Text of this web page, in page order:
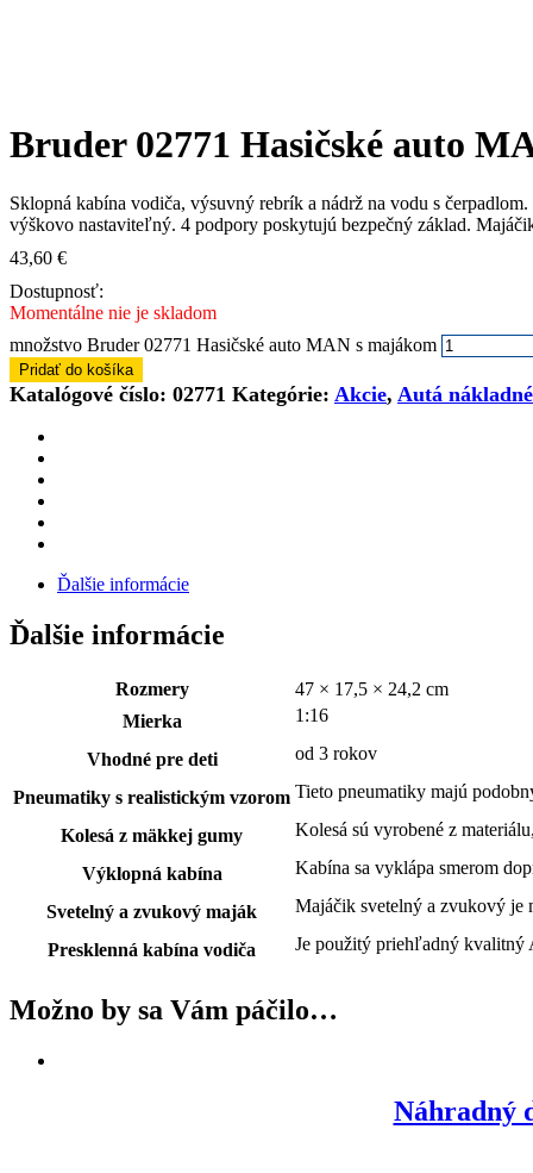
Bruder 02771 Hasičské auto
Sklopná kabína vodiča, výsuvný rebrík a nádrž na vodu s
výškovo nastaviteľný. 4 podpory poskytujú bezpečný základ.
43,60 €
Dostupnosť:
Momentálne nie je skladom
množstvo Bruder 02771 Hasičské auto MAN s majákom
Pridať do košíka
Katalógové číslo: 02771 Kategórie: Akcie, Autá nákladné
Ďalšie informácie
Ďalšie informácie
Rozmery
47 × 17,5 × 24,2 cm
Mierka
1:16
Vhodné pre deti od 3 rokov
Pneumatiky s realistickým vzorom Tieto pneumatiky majú
Kolesá z mäkkej gumy Kolesá sú vyrobené z
Výklopná kabína Kabína sa vyklápa smerom
Svetelný a zvukový maják Majáčik svetelný a zvukový je
Presklenná kabína vodiča Je použitý priehľadný kvalitný
Možno by sa Vám páčilo…
Náhradný